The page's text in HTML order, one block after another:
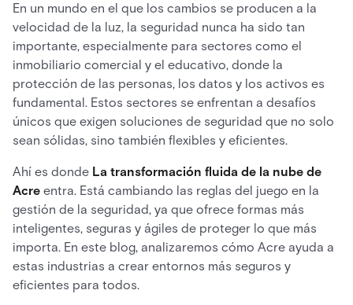
En un mundo en el que los cambios se producen a la
velocidad de la luz, la seguridad nunca ha sido tan
importante, especialmente para sectores como el
inmobiliario comercial y el educativo, donde la
protección de las personas, los datos y los activos es
fundamental. Estos sectores se enfrentan a desafíos
únicos que exigen soluciones de seguridad que no solo
sean sólidas, sino también flexibles y eficientes.
Ahí es donde La transformación fluida de la nube de
Acre entra. Está cambiando las reglas del juego en la
gestión de la seguridad, ya que ofrece formas más
inteligentes, seguras y ágiles de proteger lo que más
importa. En este blog, analizaremos cómo Acre ayuda a
estas industrias a crear entornos más seguros y
eficientes para todos.